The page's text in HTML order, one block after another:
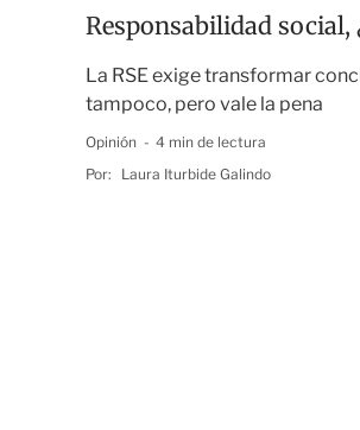
Responsabilidad social,
La RSE exige transformar
tampoco, pero vale la pena
Opinión
4 min de lectura
Por:
Laura Iturbide Galindo